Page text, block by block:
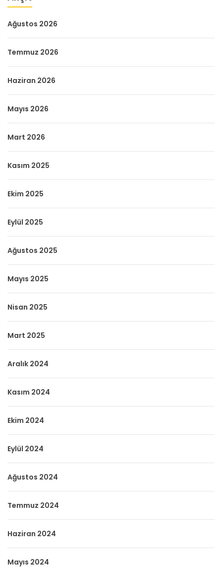
Ağustos 2026
Temmuz 2026
Haziran 2026
Mayıs 2026
Mart 2026
Kasım 2025
Ekim 2025
Eylül 2025
Ağustos 2025
Mayıs 2025
Nisan 2025
Mart 2025
Aralık 2024
Kasım 2024
Ekim 2024
Eylül 2024
Ağustos 2024
Temmuz 2024
Haziran 2024
Mayıs 2024